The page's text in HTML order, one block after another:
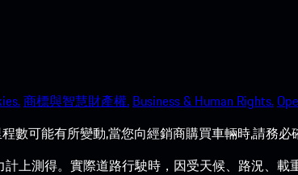
商標與智慧財產權. Business & Human Rights.
可能有所變動,當您向經銷商購買車輛時,請務必
上測得。實際道路行駛時，因受天候、路況、